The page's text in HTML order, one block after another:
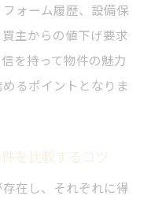
ォーム履歴、設備保
主からの値下げ要求
を持って物件の魅力
るポイントとなりま
を比較するコツ
在し、それぞれに得